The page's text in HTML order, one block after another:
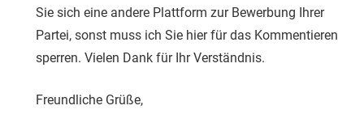
Sie sich eine andere Plattform zur Bewerbung Ihrer
Partei, sonst muss ich Sie hier für das Kommentieren
sperren. Vielen Dank für Ihr Verständnis.
Freundliche Grüße,